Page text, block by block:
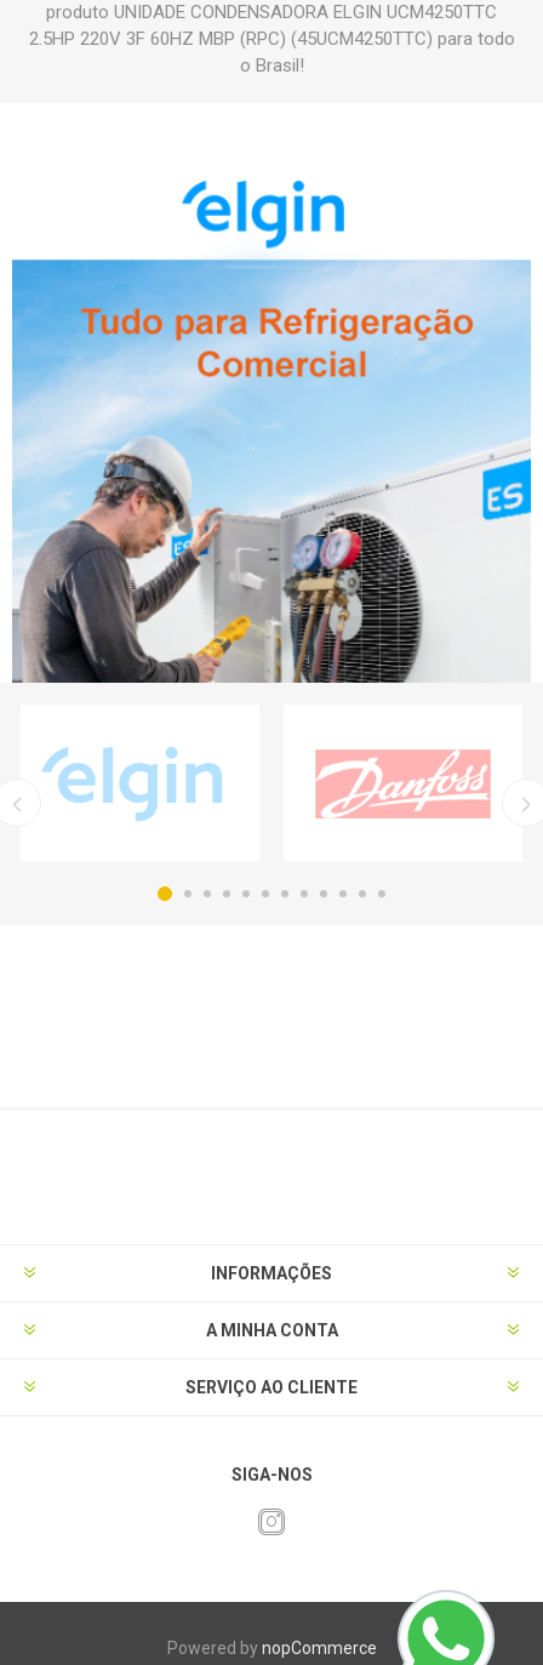
produto UNIDADE CONDENSADORA ELGIN UCM4250TTC
2.5HP 220V 3F 60HZ MBP (RPC) (45UCM4250TTC) para todo
o Brasil!
INFORMAÇÕES
A MINHA CONTA
SERVIÇO AO CLIENTE
SIGA-NOS
Powered bynopCommerce